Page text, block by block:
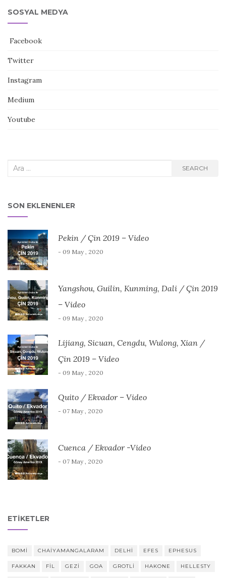
SOSYAL MEDYA
Facebook
Twitter
Instagram
Medium
Youtube
Search
SEARCH
SON EKLENENLER
Pekin / Çin 2019 – Video
- 09 May , 2020
Yangshou, Guilin, Kunming, Dali / Çin 2019
– Video
- 09 May , 2020
Lijiang, Sicuan, Cengdu, Wulong, Xian /
Çin 2019 – Video
- 09 May , 2020
Quito / Ekvador – Video
- 07 May , 2020
Cuenca / Ekvador -Video
- 07 May , 2020
ETIKETLER
BOMI CHAIYAMANGALARAM DELHI EFES EPHESUS
FAKKAN FIL GEZI GOA GROTLI HAKONE HELLESTY